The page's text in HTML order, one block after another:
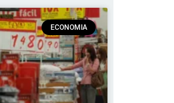
ECONOMIA